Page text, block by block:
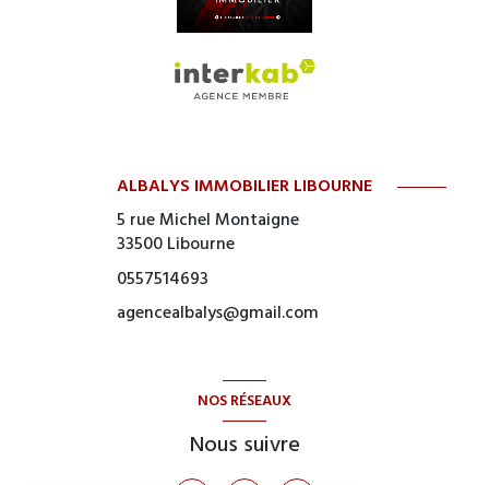
ALBALYS IMMOBILIER LIBOURNE
5 rue Michel Montaigne
33500Libourne
0557514693
agencealbalys@gmail.com
NOS RÉSEAUX
Nous suivre